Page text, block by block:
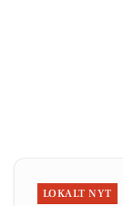
LOKALT NYT